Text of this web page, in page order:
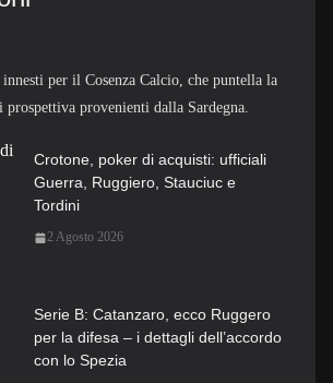
per il Cosenza Calcio, che puntella la
prospettiva provenienti dalla Sardegna.
Crotone, poker di acquisti: ufficiali
Guerra, Ruggiero, Stauciuc e
Tordini
2 Agosto 2026
Serie B: Catanzaro, ecco Ruggero
per la difesa – i dettagli dell’accordo
con lo Spezia